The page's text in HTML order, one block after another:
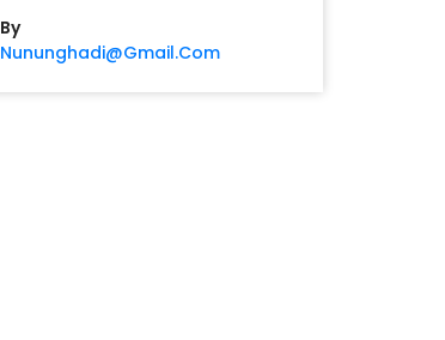
By
Nununghadi@gmail.com